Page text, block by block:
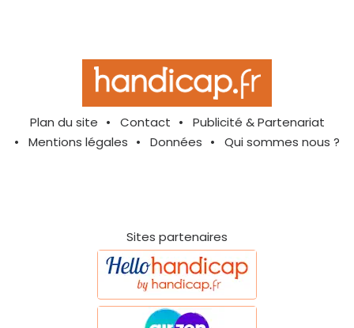
Plan du site Contact
Publicité & Partenariat
Mentions légales
Données Qui sommes nous ?
Sites partenaires